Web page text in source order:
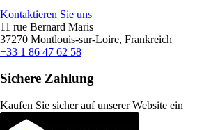
Kontaktieren Sie uns
11 rue Bernard Maris
37270 Montlouis-sur-Loire, Frankreich
+33 1 86 47 62 58
Sichere Zahlung
Kaufen Sie sicher auf unserer Website ein